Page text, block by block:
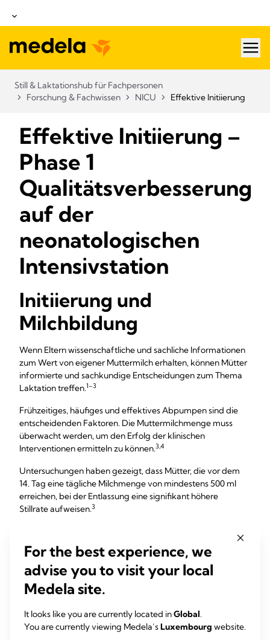
Still & Laktationshub für Fachpersonen
Forschung & Fachwissen
NICU Effektive Initiierung
Effektive Initiierung –
Phase 1
Qualitätsverbesserung
auf der
neonatologischen
Intensivstation
Initiierung und
Milchbildung
Wenn Eltern wissenschaftliche und sachliche Informationen
zum Wert von eigener Muttermilch erhalten, können Mütter
informierte und sachkundige Entscheidungen zum Thema
Laktation treffen.1–3
Frühzeitiges, häufiges und effektives Abpumpen sind die
entscheidenden Faktoren. Die Muttermilchmenge muss
überwacht werden, um den Erfolg der klinischen
Interventionen ermitteln zu können.3,4
Untersuchungen haben gezeigt, dass Mütter, die vor dem
14. Tag eine tägliche Milchmenge von mindestens 500 ml
erreichen, bei der Entlassung eine signifikant höhere
Stillrate aufweisen.3
Beziehung zwischen, der Menge der eigenen Muttermilch
die frühgeborene Kinder erhalten und deren
Morbiditätsrisiko besteht. 5Daher wird der größte Schutz
erreicht, wenn vulnerable Kinder lange und hohe Dosen an
eigener Muttermilch erhalten.
For the best experience, we
advise you to visit your local
Medela site.
It looks like you are currently located inGlobal.
You are currently viewing Medela’sLuxembourg website.